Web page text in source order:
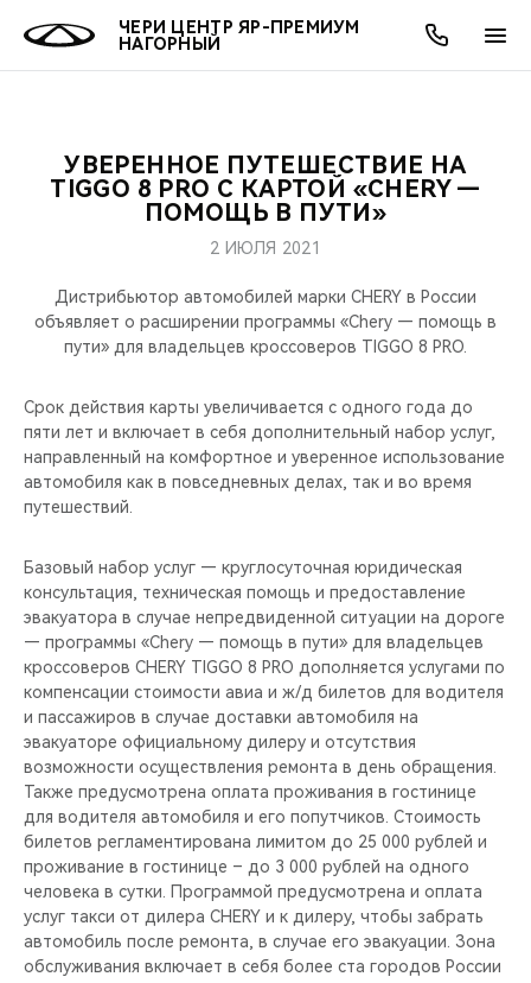
ЧЕРИ ЦЕНТР ЯР-ПРЕМИУМ
НАГОРНЫЙ
МОДЕЛИ
КРОССОВЕРЫ
НОВИНКИ
ПОКУПАТЕЛЯМ
КРЕДИТ И СТРАХОВАНИЕ
ВЛАДЕЛЬЦАМ
ЗАПЧАСТИ И АКСЕССУАРЫ
ПОДДЕРЖКА
CHERY CONNECT
МИР CHERY
О БРЕНДЕ
CHERY В СОЦСЕТЯХ
ЛЮДИ CHERY
БЛАГОТВОРИТЕЛЬНОСТЬ
CHERY И СПОРТ
НАШИ МЕРОПРИЯТИЯ
ВИДЕООБЗОРЫ
CHERY ДЛЯ ДЕТЕЙ
АКЦИИ
ОНЛАЙН СЕРВИСЫ
КРЕДИТ
О КОМПАНИИ
МЫ В СОЦСЕТЯХ
УВЕРЕННОЕ ПУТЕШЕСТВИЕ НА
TIGGO 8 PRO С КАРТОЙ «CHERY —
ПОМОЩЬ В ПУТИ»
2 ИЮЛЯ 2021
Дистрибьютор автомобилей марки CHERY в России
объявляет о расширении программы «Chery — помощь в
пути» для владельцев кроссоверов TIGGO 8 PRO.
Срок действия карты увеличивается с одного года до
пяти лет и включает в себя дополнительный набор услуг,
направленный на комфортное и уверенное использование
автомобиля как в повседневных делах, так и во время
путешествий.
Базовый набор услуг — круглосуточная юридическая
консультация, техническая помощь и предоставление
эвакуатора в случае непредвиденной ситуации на дороге
— программы «Chery — помощь в пути» для владельцев
кроссоверов CHERY TIGGO 8 PRO дополняется услугами по
компенсации стоимости авиа и ж/д билетов для водителя
и пассажиров в случае доставки автомобиля на
эвакуаторе официальному дилеру и отсутствия
возможности осуществления ремонта в день обращения.
Также предусмотрена оплата проживания в гостинице
для водителя автомобиля и его попутчиков. Стоимость
билетов регламентирована лимитом до 25 000 рублей и
проживание в гостинице – до 3 000 рублей на одного
человека в сутки. Программой предусмотрена и оплата
услуг такси от дилера CHERY и к дилеру, чтобы забрать
автомобиль после ремонта, в случае его эвакуации. Зона
обслуживания включает в себя более ста городов России